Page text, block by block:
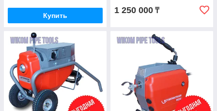
Купить
1 250 000 ₸